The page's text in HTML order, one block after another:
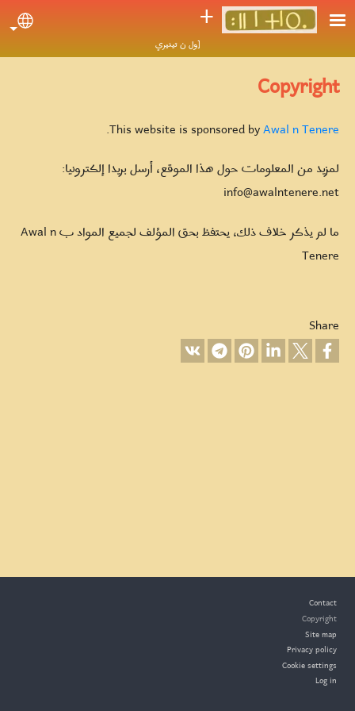
Skip to main content
ⵜ
[ول ن تينيري
Copyright
This website is sponsored byAwal n Tenere
.
لمزيد من المعلومات حول هذا الموقع، أرسل بريدا إلكترونيا:
info@awalntenere.net
ما لم يذكر خلاف ذلك، يحتفظ بحق المؤلف لجميع المواد ب Awal n
Tenere
Share
Footer
Contact
Copyright
Site map
Privacy policy
Cookie settings
Log in